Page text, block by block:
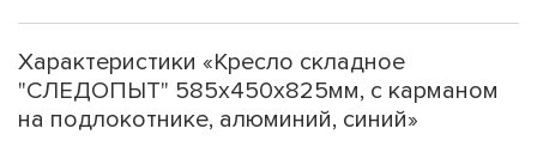
Характеристики «Кресло складное
"СЛЕДОПЫТ" 585х450х825мм, с карманом
на подлокотнике, алюминий, синий»